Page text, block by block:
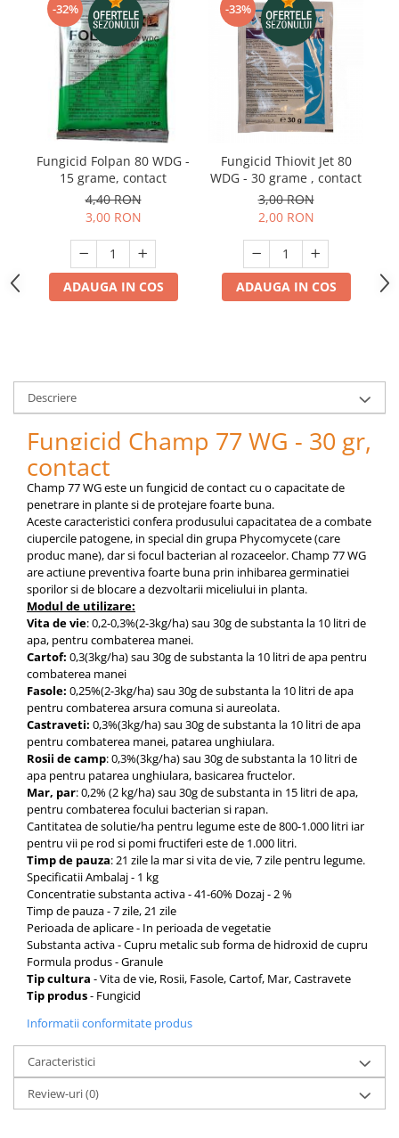
Aparat pentru legat plante cu
banda si capse
Mandrina
Masini pneumatice si hidraulice
Burghie pneumatice
Chei de impact pneumatice
Polizoare unghiulare pneumatice
Polizoare drepte
Antrenoare cu crichet pneumatice
Polizoare pneumatice
Ciocane pneumatice cu dalta
Capsator pneumatic
Freze pneumatice
Accesorii si consumabile scule
pneumatice
Cricuri pneumatice
Prese Hidraulice
Prese de rulmenti hidraulice
Prese de indoit tevi hidraulice
Echipamente electrice
Benzi izolatoare
Role Prelungitoare
Polizoare unghiulare
Echipamente auto
Unelte de mana
Scule pneumatice
Podele hidraulice & Presa de banc
& Truse reparatii caroserie
Cabluri si incarcatoare acumulator
Echipamente de ridicat
Chinga ancorare
Depozitare si organizare
Freza de zapada
Echipamente de curatenie
-32%
Fungicid Folpan 80 WDG -
15 grame, contact
4,40 RON
3,00 RON
ADAUGA IN COS
-33%
Fungicid Thiovit Jet 80
WDG - 30 grame , contact
3,00 RON
2,00 RON
ADAUGA IN COS
Descriere
Fungicid Champ 77 WG - 30 gr,
contact
Champ 77 WG este un fungicid de contact cu o capacitate de
penetrare in plante si de protejare foarte buna.
Aceste caracteristici confera produsului capacitatea de a combate
ciupercile patogene, in special din grupa Phycomycete (care
produc mane), dar si focul bacterian al rozaceelor. Champ 77 WG
are actiune preventiva foarte buna prin inhibarea germinatiei
sporilor si de blocare a dezvoltarii miceliului in planta.
Modul de utilizare:
Vita de vie: 0,2-0,3%(2-3kg/ha) sau 30g de substanta la 10 litri de
apa, pentru combaterea manei.
Cartof: 0,3(3kg/ha) sau 30g de substanta la 10 litri de apa pentru
combaterea manei
Fasole: 0,25%(2-3kg/ha) sau 30g de substanta la 10 litri de apa
pentru combaterea arsura comuna si aureolata.
Castraveti: 0,3%(3kg/ha) sau 30g de substanta la 10 litri de apa
pentru combaterea manei, patarea unghiulara.
Rosii de camp: 0,3%(3kg/ha) sau 30g de substanta la 10 litri de
apa pentru patarea unghiulara, basicarea fructelor.
Mar, par: 0,2% (2 kg/ha) sau 30g de substanta in 15 litri de apa,
pentru combaterea focului bacterian si rapan.
Cantitatea de solutie/ha pentru legume este de 800-1.000 litri iar
pentru vii pe rod si pomi fructiferi este de 1.000 litri.
Timp de pauza: 21 zile la mar si vita de vie, 7 zile pentru legume.
Specificatii Ambalaj - 1 kg
Concentratie substanta activa - 41-60% Dozaj - 2 %
Timp de pauza - 7 zile, 21 zile
Perioada de aplicare - In perioada de vegetatie
Substanta activa -Cupru metalic sub forma de hidroxid de cupru
Formula produs - Granule
Tip cultura - Vita de vie, Rosii, Fasole, Cartof, Mar, Castravete
Tip produs- Fungicid
Informatii conformitate produs
Caracteristici
Review-uri(0)